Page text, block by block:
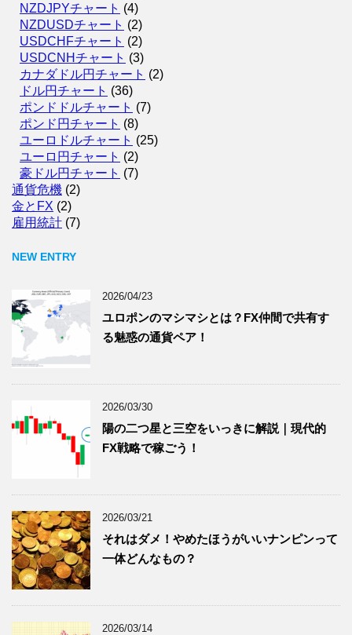
NZDJPYチャート (4)
NZDUSDチャート (2)
USDCHFチャート (2)
USDCNHチャート (3)
カナダドル円チャート (2)
ドル円チャート (36)
ポンドドルチャート (7)
ポンド円チャート (8)
ユーロドルチャート (25)
ユーロ円チャート (2)
豪ドル円チャート (7)
通貨危機 (2)
金とFX (2)
雇用統計 (7)
NEW ENTRY
2026/04/23
ユロポンのマシマシとは？FX仲間で共有す
る魅惑の通貨ペア！
2026/03/30
陽の二つ星と三空をいっきに解説｜現代的
FX戦略で稼ごう！
2026/03/21
それはダメ！やめたほうがいいナンピンって
一体どんなもの？
2026/03/14